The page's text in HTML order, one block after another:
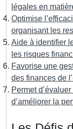
légales en
Optimise
organisant les
Aide à identifier
les risques
Favorise une
des finances de
Permet
d’améliorer la